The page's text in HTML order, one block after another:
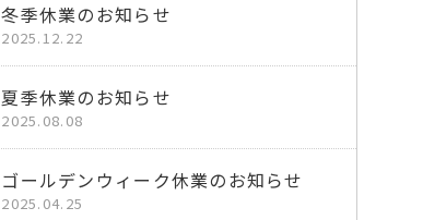
冬季休業のお知らせ
2025.12.22
夏季休業のお知らせ
2025.08.08
ゴールデンウィーク休業のお知らせ
2025.04.25